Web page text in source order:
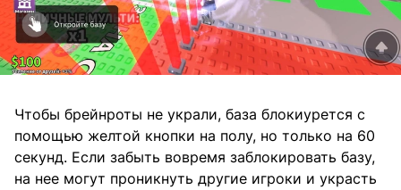
Чтобы брейнроты не украли, база блокиурется с
помощью желтой кнопки на полу, но только на 60
секунд. Если забыть вовремя заблокировать базу,
на нее могут проникнуть другие игроки и украсть